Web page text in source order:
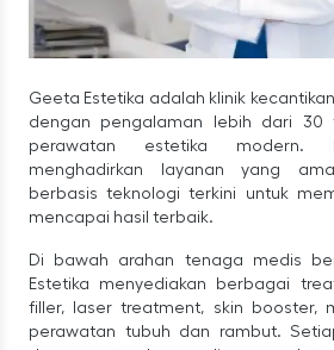
Geeta Estetika adalah klinik
dengan pengalaman lebih dari 30
perawatan estetika modern.
menghadirkan layanan yang
berbasis teknologi terkini untuk
mencapai hasil terbaik.
Di bawah arahan tenaga medis
Estetika menyediakan berbagai
filler, laser treatment, skin booster,
perawatan tubuh dan rambut.